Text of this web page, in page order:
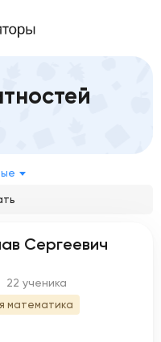
Сергеевич
ученика
математика